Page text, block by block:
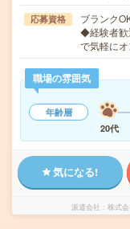
応募資格
ブランク
◆経験者歓
で気軽に
職場の雰囲気
年齢層
20代
気になる!
派遣会社 株式